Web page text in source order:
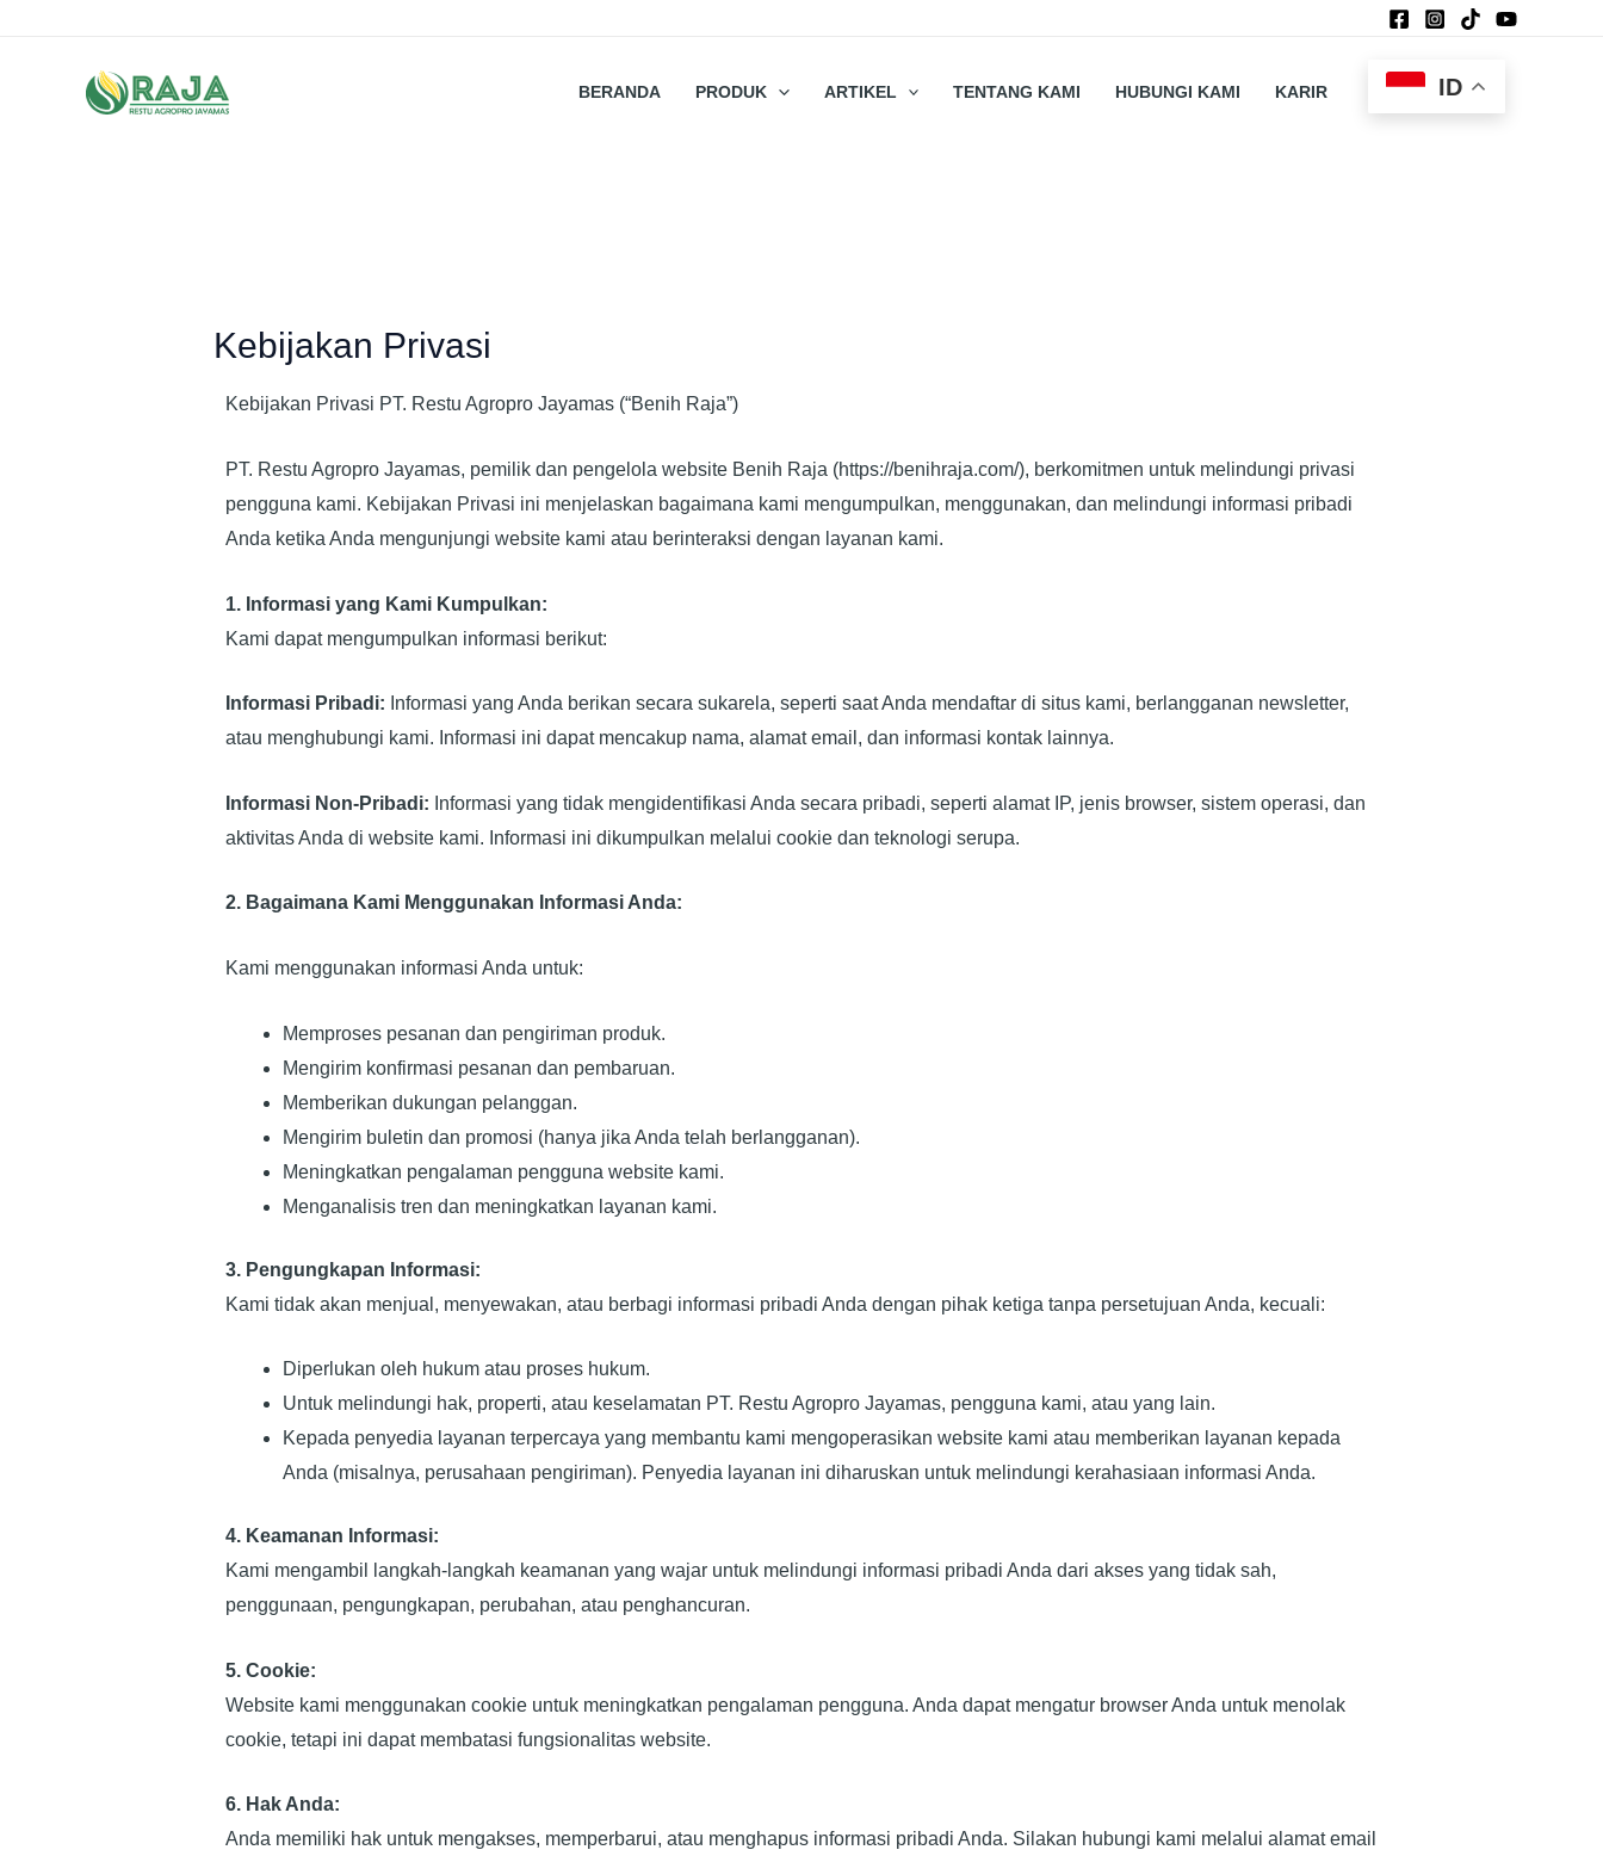
BERANDA PRODUK ARTIKEL TENTANG KAMI HUBUNGI KAMI KARIR ID
Kebijakan Privasi
Kebijakan Privasi PT. Restu Agropro Jayamas (“Benih Raja”)
PT. Restu Agropro Jayamas, pemilik dan pengelola website Benih Raja (https://benihraja.com/), berkomitmen untuk melindungi privasi
pengguna kami. Kebijakan Privasi ini menjelaskan bagaimana kami mengumpulkan, menggunakan, dan melindungi informasi pribadi
Anda ketika Anda mengunjungi website kami atau berinteraksi dengan layanan kami.
1. Informasi yang Kami Kumpulkan:
Kami dapat mengumpulkan informasi berikut:
Informasi Pribadi: Informasi yang Anda berikan secara sukarela, seperti saat Anda mendaftar di situs kami, berlangganan newsletter,
atau menghubungi kami. Informasi ini dapat mencakup nama, alamat email, dan informasi kontak lainnya.
Informasi Non-Pribadi: Informasi yang tidak mengidentifikasi Anda secara pribadi, seperti alamat IP, jenis browser, sistem operasi, dan
aktivitas Anda di website kami. Informasi ini dikumpulkan melalui cookie dan teknologi serupa.
2. Bagaimana Kami Menggunakan Informasi Anda:
Kami menggunakan informasi Anda untuk:
Memproses pesanan dan pengiriman produk.
Mengirim konfirmasi pesanan dan pembaruan.
Memberikan dukungan pelanggan.
Mengirim buletin dan promosi (hanya jika Anda telah berlangganan).
Meningkatkan pengalaman pengguna website kami.
Menganalisis tren dan meningkatkan layanan kami.
3. Pengungkapan Informasi:
Kami tidak akan menjual, menyewakan, atau berbagi informasi pribadi Anda dengan pihak ketiga tanpa persetujuan Anda, kecuali:
Diperlukan oleh hukum atau proses hukum.
Untuk melindungi hak, properti, atau keselamatan PT. Restu Agropro Jayamas, pengguna kami, atau yang lain.
Kepada penyedia layanan terpercaya yang membantu kami mengoperasikan website kami atau memberikan layanan kepada
Anda (misalnya, perusahaan pengiriman). Penyedia layanan ini diharuskan untuk melindungi kerahasiaan informasi Anda.
4. Keamanan Informasi:
Kami mengambil langkah-langkah keamanan yang wajar untuk melindungi informasi pribadi Anda dari akses yang tidak sah,
penggunaan, pengungkapan, perubahan, atau penghancuran.
5. Cookie:
Website kami menggunakan cookie untuk meningkatkan pengalaman pengguna. Anda dapat mengatur browser Anda untuk menolak
cookie, tetapi ini dapat membatasi fungsionalitas website.
6. Hak Anda:
Anda memiliki hak untuk mengakses, memperbarui, atau menghapus informasi pribadi Anda. Silakan hubungi kami melalui alamat email